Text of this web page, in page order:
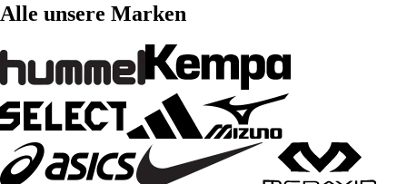
Alle unsere Marken